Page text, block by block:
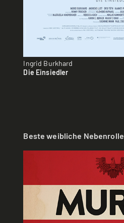
Ingrid Burkhard
Die Einsiedler
Beste weibliche Nebenrolle